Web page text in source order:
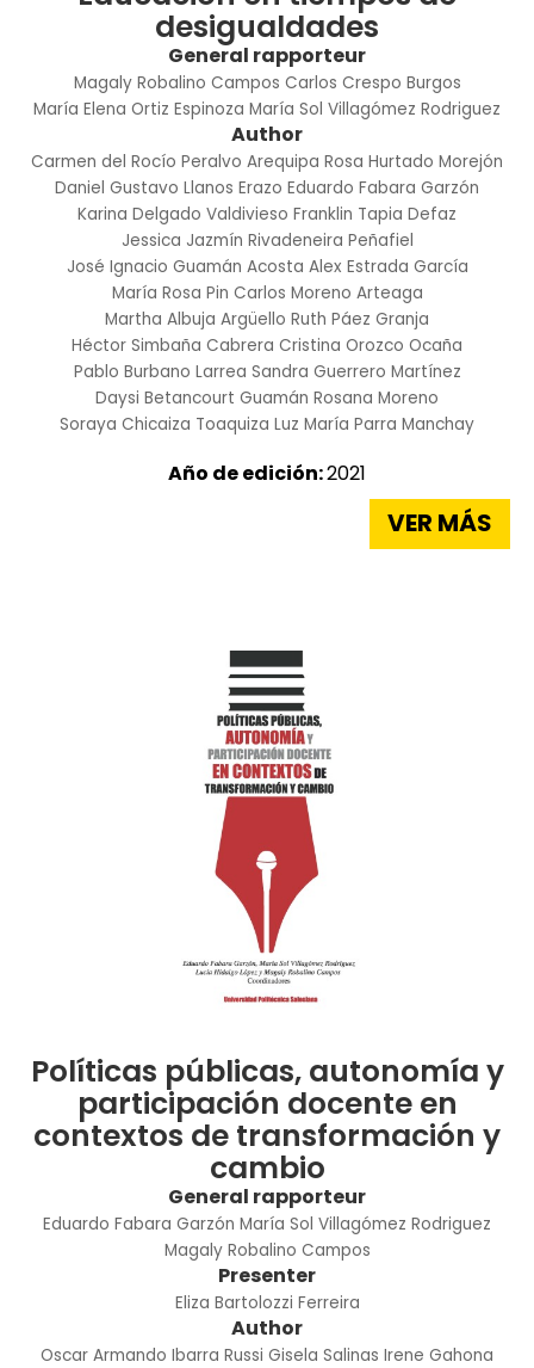
desigualdades
General rapporteur
Magaly Robalino Campos Carlos Crespo Burgos
María Elena Ortiz Espinoza María Sol Villagómez Rodriguez
Author
Carmen del Rocío Peralvo Arequipa Rosa Hurtado Morejón
Daniel Gustavo Llanos Erazo Eduardo Fabara Garzón
Karina Delgado Valdivieso Franklin Tapia Defaz
Jessica Jazmín Rivadeneira Peñafiel
José Ignacio Guamán Acosta Alex Estrada García
María Rosa Pin Carlos Moreno Arteaga
Martha Albuja Argüello Ruth Páez Granja
Héctor Simbaña Cabrera Cristina Orozco Ocaña
Pablo Burbano Larrea Sandra Guerrero Martínez
Daysi Betancourt Guamán Rosana Moreno
Soraya Chicaiza Toaquiza Luz María Parra Manchay
Año de edición:2021
VER MÁS
Políticas públicas, autonomía y
participación docente en
contextos de transformación y
cambio
General rapporteur
Eduardo Fabara Garzón María Sol Villagómez Rodriguez
Magaly Robalino Campos
Presenter
Eliza Bartolozzi Ferreira
Author
Oscar Armando Ibarra Russi Gisela Salinas Irene Gahona